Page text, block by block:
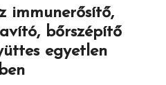
immunerősítő,
bőrszépítő
egyetlen